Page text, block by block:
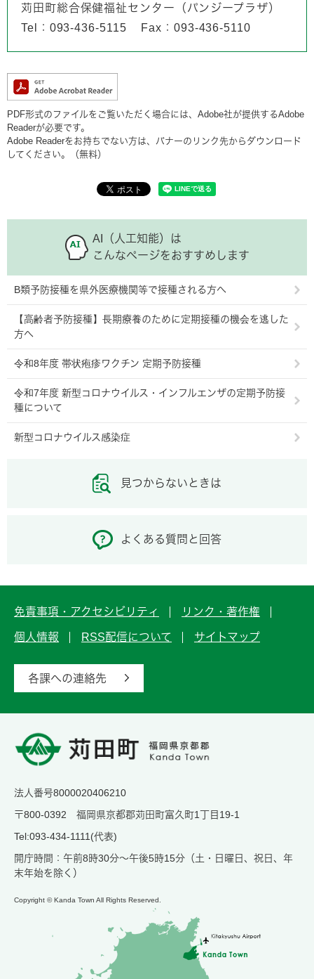
苅田町総合保健福祉センター（パンジープラザ）
Tel：093-436-5115
Fax：093-436-5110
PDF形式のファイルをご覧いただく場合には、Adobe社が提供するAdobe
Readerが必要です。
Adobe Readerをお持ちでない方は、バナーのリンク先からダウンロード
してください。（無料）
AI（人工知能）は
こんなページをおすすめします
B類予防接種を県外医療機関等で接種される方へ
【高齢者予防接種】長期療養のために定期接種の機会を逃した
方へ
令和8年度 帯状疱疹ワクチン 定期予防接種
令和7年度 新型コロナウイルス・インフルエンザの定期予防接
種について
新型コロナウイルス感染症
見つからないときは
よくある質問と回答
免責事項・アクセシビリティ リンク・著作権
個人情報 RSS配信について サイトマップ
各課への連絡先
法人番号8000020406210
〒800-0392 福岡県京都郡苅田町富久町1丁目19-1
Tel:093-434-1111(代表)
開庁時間：午前8時30分～午後5時15分（土・日曜日、祝日、年
末年始を除く）
Copyright © Kanda Town All Rights Reserved.